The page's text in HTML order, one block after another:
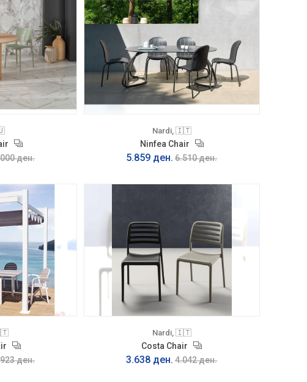
ден.
Nardi, 🇮🇹
Ninfea Chair
5.859 ден. 6.510 ден.
ден.
Nardi, 🇮🇹
Costa Chair
3.638 ден. 4.042 ден.